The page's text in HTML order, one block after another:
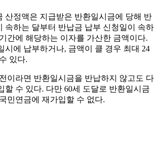
산정액은 지급받은 반환일시금에 당해 반
속하는 달부터 반납금 납부 신청일이 속하
간에 해당하는 이자를 가산한 금액이다.
시에 납부하거나, 금액이 클 경우 최대 24
있다.
이라면 반환일시금을 반납하지 않고도 다
할 수 있다. 다만 60세 도달로 반환일시금
민연금에 재가입할 수 없다.